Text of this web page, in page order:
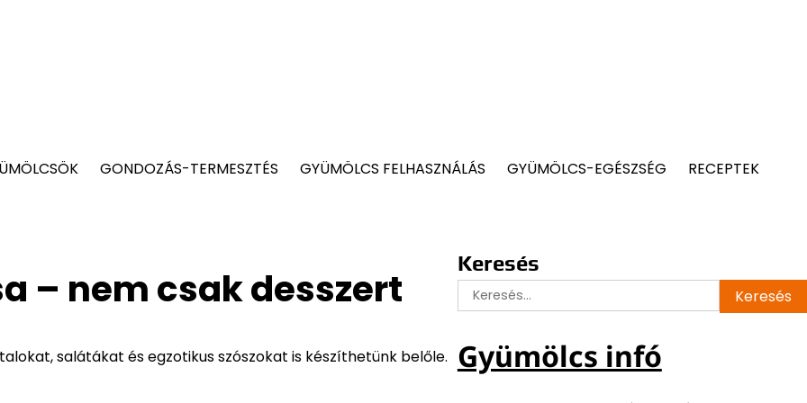
GONDOZÁS-TERMESZTÉS GYÜMÖLCS FELHASZNÁLÁS GYÜMÖLCS-EGÉSZSÉG RECEPTEK
– nem csak desszert
salátákat és egzotikus szószokat is készíthetünk belőle.
Keresés
Keresés:
Gyümölcs infó